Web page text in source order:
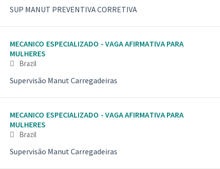
SUP MANUT PREVENTIVA CORRETIVA
MECANICO ESPECIALIZADO - VAGA AFIRMATIVA PARA
MULHERES
Brazil
Supervisão Manut Carregadeiras
MECANICO ESPECIALIZADO - VAGA AFIRMATIVA PARA
MULHERES
Brazil
Supervisão Manut Carregadeiras